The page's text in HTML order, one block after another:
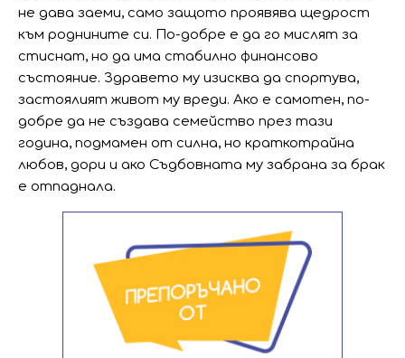
не дава заеми, само защото проявява щедрост
към роднините си. По-добре е да го мислят за
стиснат, но да има стабилно финансово
състояние. Здравето му изисква да спортува,
застоялият живот му вреди. Ако е самотен, по-
добре да не създава семейство през тази
година, подмамен от силна, но краткотрайна
любов, дори и ако Съдбовната му забрана за брак
е отпаднала.